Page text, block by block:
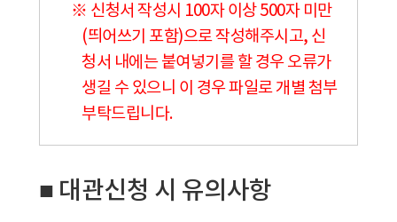
※ 신청서 작성시 100자 이상 500자 미만
(띄어쓰기 포함)으로 작성해주시고, 신
청서 내에는 붙여넣기를 할 경우 오류가
생길 수 있으니 이 경우 파일로 개별 첨부
부탁드립니다.
■ 대관신청 시 유의사항